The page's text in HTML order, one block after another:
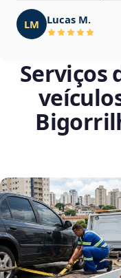
LM Lucas M.
Serviços